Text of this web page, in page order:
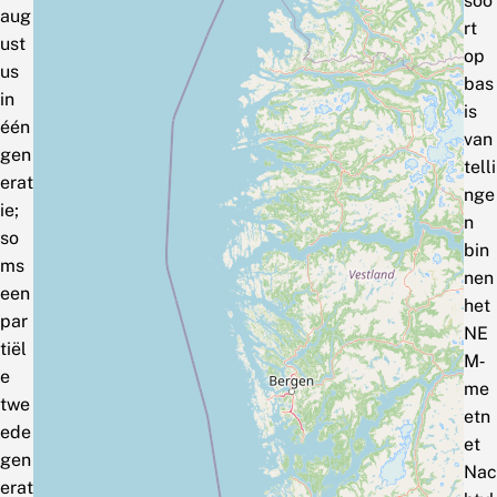
aug
ust
us
in
één
gen
erat
ie;
so
ms
een
par
tiël
e
twe
ede
gen
erat
rt
op
bas
is
van
telli
nge
n
bin
nen
het
NE
M‑
me
etn
et
Nac